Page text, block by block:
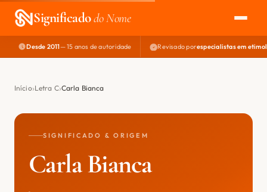
Significadodo Nome
EXPLORAR
NOME PERFEITO
Desde 2011— 15 anos de autoridade Revisado porespecialistas em
Início Letra C Carla Bianca
SIGNIFICADO & ORIGEM
Carla Bianca